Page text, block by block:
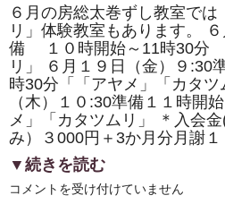
６月の房総太巻ずし教室で
リ」体験教室もあります。
備 １０時開始～11時30分
リ」 ６月１９日（金）９:30
時30分「「アヤメ」「カタツ
（木）１０:30準備１１時開
メ」「カタツムリ」 ＊入会
み）３000円＋3か月分月謝１
▼続きを読む
6
コメントを受け付けていません